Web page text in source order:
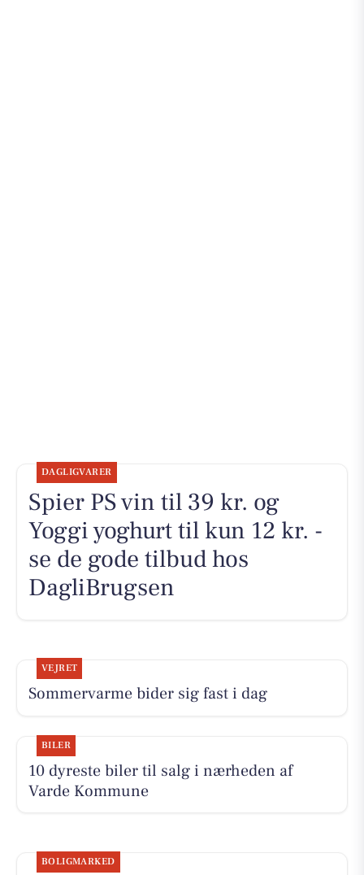
DAGLIGVARER
Spier PS vin til 39 kr. og
Yoggi yoghurt til kun 12 kr. -
se de gode tilbud hos
DagliBrugsen
VEJRET
Sommervarme bider sig fast i dag
BILER
10 dyreste biler til salg i nærheden af
Varde Kommune
BOLIGMARKED